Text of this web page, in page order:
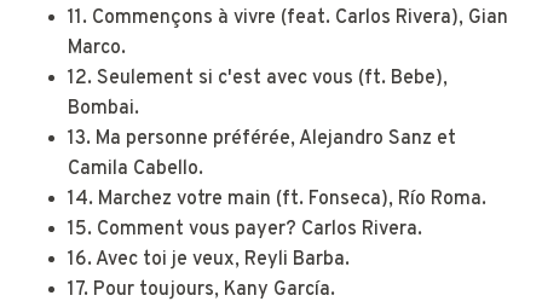
11. Commençons à vivre (feat. Carlos Rivera), Gian
Marco.
12. Seulement si c'est avec vous (ft. Bebe),
Bombai.
13. Ma personne préférée, Alejandro Sanz et
Camila Cabello.
14. Marchez votre main (ft. Fonseca), Río Roma.
15. Comment vous payer? Carlos Rivera.
16. Avec toi je veux, Reyli Barba.
17. Pour toujours, Kany García.